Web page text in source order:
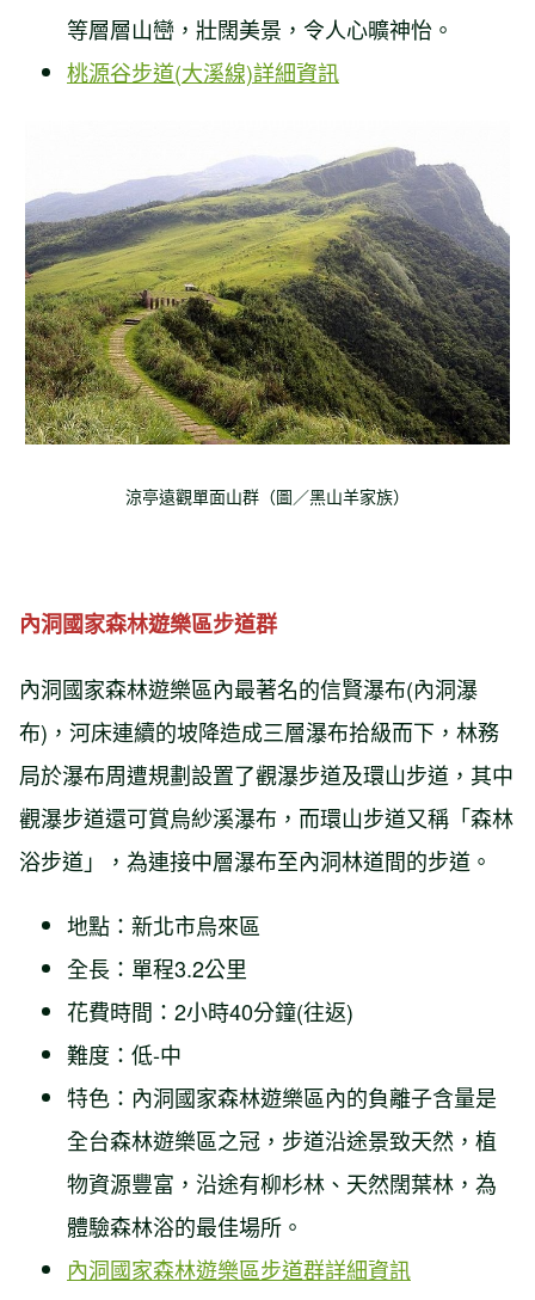
等層層山巒，壯闊美景，令人心曠神怡。
桃源谷步道(大溪線)詳細資訊
涼亭遠觀單面山群（圖／黑山羊家族）
內洞國家森林遊樂區步道群
內洞國家森林遊樂區內最著名的信賢瀑布(內洞瀑
布)，河床連續的坡降造成三層瀑布拾級而下，林務
局於瀑布周遭規劃設置了觀瀑步道及環山步道，其中
觀瀑步道還可賞烏紗溪瀑布，而環山步道又稱「森林
浴步道」，為連接中層瀑布至內洞林道間的步道。
地點：新北市烏來區
全長：單程3.2公里
花費時間：2小時40分鐘(往返)
難度：低-中
特色：內洞國家森林遊樂區內的負離子含量是
全台森林遊樂區之冠，步道沿途景致天然，植
物資源豐富，沿途有柳杉林、天然闊葉林，為
體驗森林浴的最佳場所。
內洞國家森林遊樂區步道群詳細資訊